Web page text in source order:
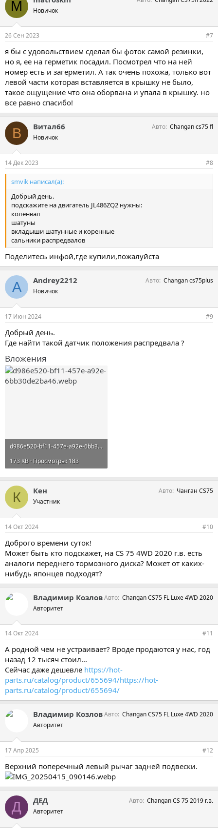
т
:
M Новичок
26 Сен 2023 #7
я бы с удовольствием сделал бы фоток самой резинки,
но я, ее на герметик посадил. Посмотрел что на ней
номер есть и загерметил. А так очень похожа, только вот
левой части которая вставляется в крышку не было,
такое ощущение что она оборвана и упала в крышку. но
все равно спасибо!
В Витал66
Новичок
Авто Changan cs75 fl
14 Дек 2023 #8
smvik написал(а):
Добрый день.
подскажите на двигатель JL486ZQ2 нужны:
коленвал
шатуны
вкладыши шатунные и коренные
сальники распредвалов
Поделитесь инфой,где купили,пожалуйста
A Andrey2212
Новичок
Авто Changan cs75plus
17 Июн 2024 #9
Добрый день.
Где найти такой датчик положения распредвала ?
Вложения
d986e520-bf11-457e-a92e-6bb30de2ba46.webp
173 KB · Просмотры: 183
К Кен
Участник
Авто Чанган CS75
14 Окт 2024 #10
Доброго времени суток!
Может быть кто подскажет, на CS 75 4WD 2020 г.в. есть
аналоги переднего тормозного диска? Может от каких-
нибудь японцев подходят?
Владимир Козлов
Авторитет
Авто Changan CS75 FL Luxe 4WD 2020
14 Окт 2024 #11
А родной чем не устраивает? Вроде продаются у нас, год
назад 12 тысяч стоил...
Сейчас даже дешевле https://hot-
parts.ru/catalog/product/655694/https://hot-
parts.ru/catalog/product/655694/
Владимир Козлов
Авторитет
Авто Changan CS75 FL Luxe 4WD 2020
17 Апр 2025 #12
Верхний поперечный левый рычаг задней подвески.
Д ДЕД
Авторитет
Авто Changan CS 75 2019 г.в.